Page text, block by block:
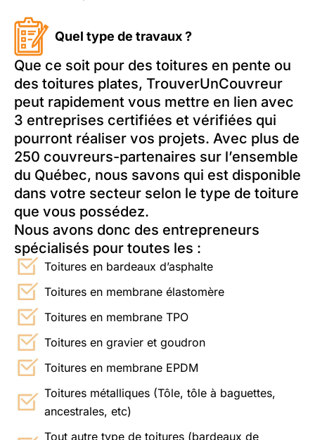
Quel type de travaux ?
Que ce soit pour des toitures en pente ou
des toitures plates, TrouverUnCouvreur
peut rapidement vous mettre en lien avec
3 entreprises certifiées et vérifiées qui
pourront réaliser vos projets. Avec plus de
250 couvreurs-partenaires sur l’ensemble
du Québec, nous savons qui est disponible
dans votre secteur selon le type de toiture
que vous possédez.
Nous avons donc des entrepreneurs
spécialisés pour toutes les :
Toitures en bardeaux d’asphalte
Toitures en membrane élastomère
Toitures en membrane TPO
Toitures en gravier et goudron
Toitures en membrane EPDM
Toitures métalliques (Tôle, tôle à baguettes,
ancestrales, etc)
Tout autre type de toitures (bardeaux de